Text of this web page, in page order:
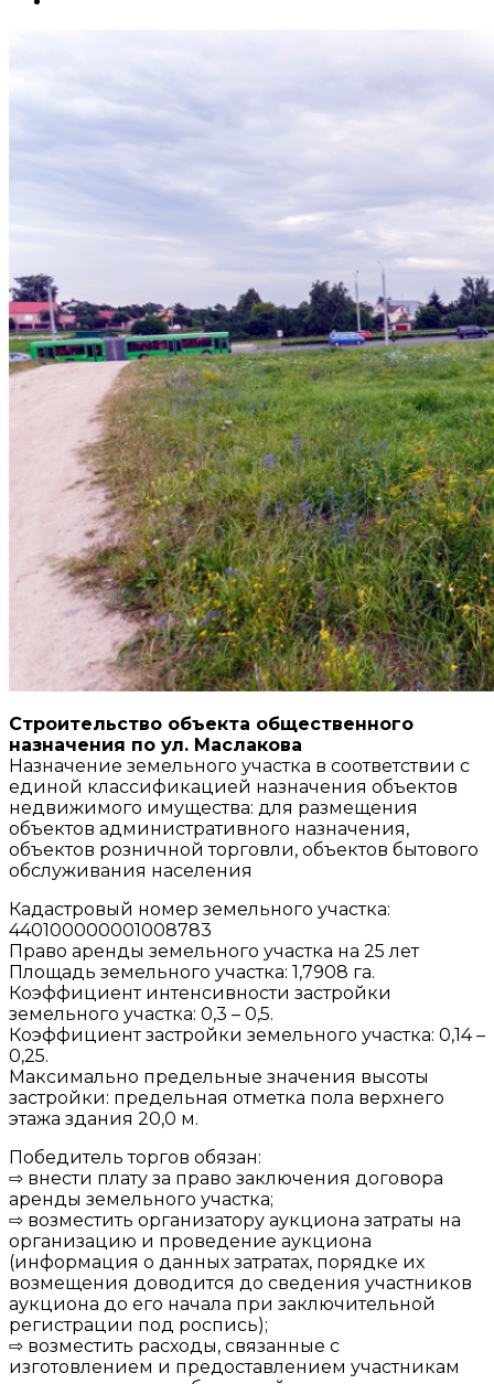
Строительство объекта общественного
назначения по ул. Маслакова
Назначение земельного участка в соответствии с
единой классификацией назначения объектов
недвижимого имущества: для размещения
объектов административного назначения,
объектов розничнойторговли, объектов бытового
обслуживания населения
Кадастровый номер земельного участка:
440100000001008783
Право аренды земельного участка на 25 лет
Площадь земельного участка: 1,7908 га.
Коэффициент интенсивности застройки
земельного участка: 0,3 – 0,5.
Коэффициент застройки земельного участка: 0,14 –
0,25.
Максимально предельные значения высоты
застройки: предельная отметка пола верхнего
этажа здания 20,0 м.
Победитель торгов обязан:
⇨ внести плату за право заключения договора
аренды земельного участка;
⇨ возместить организатору аукциона затраты на
организацию и проведение аукциона
(информация о данных затратах, порядке их
возмещения доводится до сведения участников
аукциона до его начала при заключительной
регистрации под роспись);
⇨ возместить расходы, связанные с
изготовлением и предоставлением участникам